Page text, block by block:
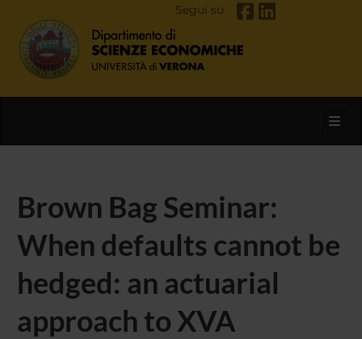
Segui su
Brown Bag Seminar:
When defaults cannot be
hedged: an actuarial
approach to XVA